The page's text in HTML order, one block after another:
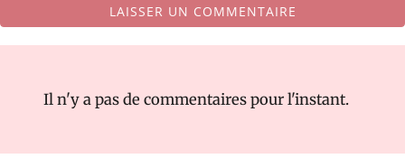
LAISSER UN COMMENTAIRE
Il n'y a pas de commentaires pour l'instant.